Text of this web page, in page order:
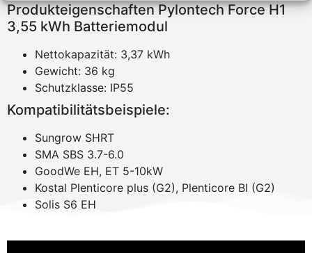
Produkteigenschaften Pylontech Force H1
3,55 kWh Batteriemodul
Nettokapazität: 3,37 kWh
Gewicht: 36 kg
Schutzklasse: IP55
Kompatibilitätsbeispiele:
Sungrow SHRT
SMA SBS 3.7-6.0
GoodWe EH, ET 5-10kW
Kostal Plenticore plus (G2), Plenticore BI (G2)
Solis S6 EH